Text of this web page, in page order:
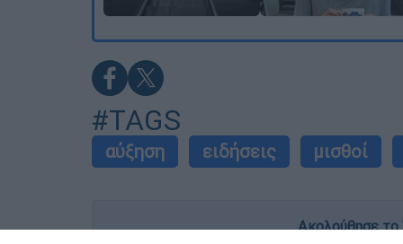
#TAGS
αύξηση ειδήσεις μισθοί
Ακολούθησε το